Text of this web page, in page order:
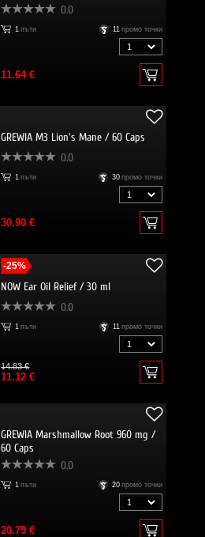
0.0
1 пъти 11 промо точки
11.64 €
GREWIA M3 Lion's Mane / 60 Caps
0.0
1 пъти 30 промо точки
30.90 €
-25%
NOW Ear Oil Relief / 30 ml
0.0
1 пъти 11 промо точки
14.83 €
11.12 €
GREWIA Marshmallow Root 960 mg /
60 Caps
0.0
1 пъти 20 промо точки
20.75 €